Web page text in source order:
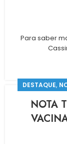
Para saber
DESTAQUE,
NOTA